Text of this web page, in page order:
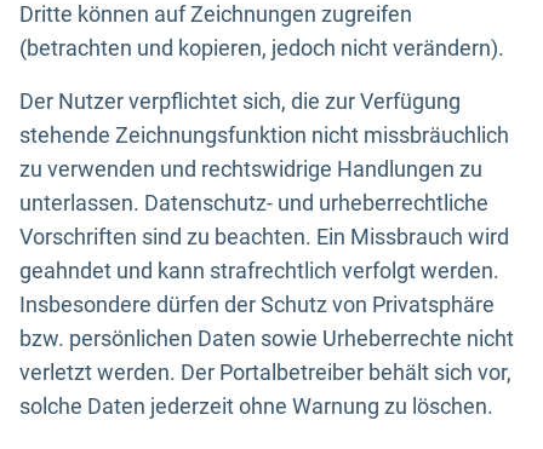
Dritte können auf Zeichnungen zugreifen
(betrachten und kopieren, jedoch nicht verändern).
Der Nutzer verpflichtet sich, die zur Verfügung
stehende Zeichnungsfunktion nicht missbräuchlich
zu verwenden und rechtswidrige Handlungen zu
unterlassen. Datenschutz- und urheberrechtliche
Vorschriften sind zu beachten. Ein Missbrauch wird
geahndet und kann strafrechtlich verfolgt werden.
Insbesondere dürfen der Schutz von Privatsphäre
bzw. persönlichen Daten sowie Urheberrechte nicht
verletzt werden. Der Portalbetreiber behält sich vor,
solche Daten jederzeit ohne Warnung zu löschen.